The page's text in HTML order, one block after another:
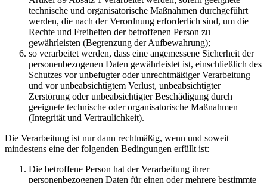
technische und organisatorische Maßnahmen durchgeführt
werden, die nach der Verordnung erforderlich sind, um die
Rechte und Freiheiten der betroffenen Person zu
gewährleisten (Begrenzung der Aufbewahrung);
so verarbeitet werden, dass eine angemessene Sicherheit der
personenbezogenen Daten gewährleistet ist, einschließlich des
Schutzes vor unbefugter oder unrechtmäßiger Verarbeitung
und vor unbeabsichtigtem Verlust, unbeabsichtigter
Zerstörung oder unbeabsichtigter Beschädigung durch
geeignete technische oder organisatorische Maßnahmen
(Integrität und Vertraulichkeit).
Die Verarbeitung ist nur dann rechtmäßig, wenn und soweit
mindestens eine der folgenden Bedingungen erfüllt ist:
Die betroffene Person hat der Verarbeitung ihrer
personenbezogenen Daten für einen oder mehrere bestimmte